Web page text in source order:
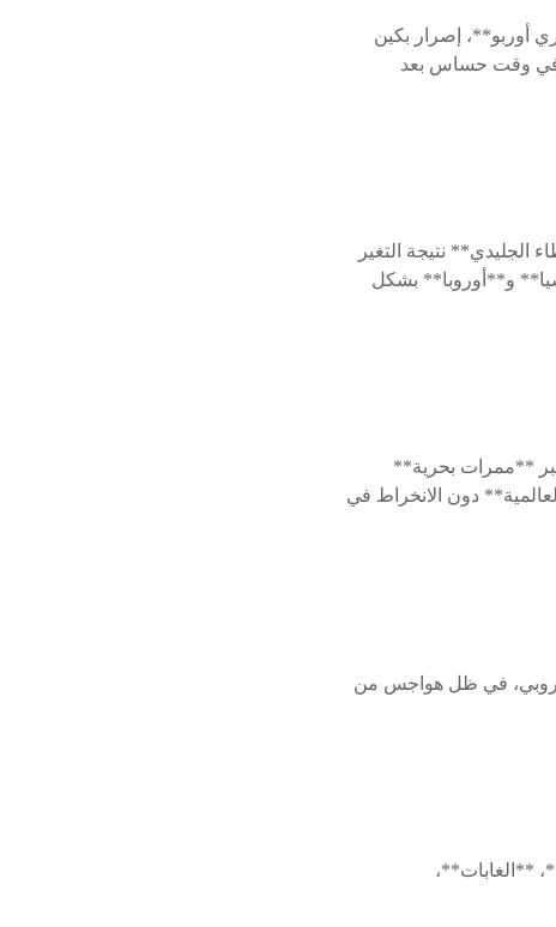
أوربو**، إصرار بكين
في وقت حساس بعد
نتيجة التغير
و**أوروبا** بشكل
**ممرات بحرية**
دون الانخراط في
في ظل هواجس من
**الغابات**،